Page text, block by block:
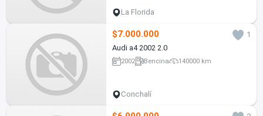
La Florida
$7.000.000
1
Audi a4 2002 2.0
2002 Bencina 140000 km
Conchalí